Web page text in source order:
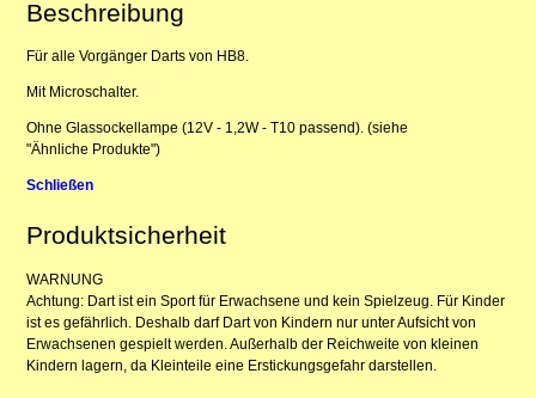
Beschreibung
Für alle Vorgänger Darts von HB8.
Mit Microschalter.
Ohne Glassockellampe (12V - 1,2W - T10 passend). (siehe
"Ähnliche Produkte")
Schließen
Produktsicherheit
WARNUNG
Achtung: Dart ist ein Sport für Erwachsene und kein Spielzeug. Für Kinder
ist es gefährlich. Deshalb darf Dart von Kindern nur unter Aufsicht von
Erwachsenen gespielt werden. Außerhalb der Reichweite von kleinen
Kindern lagern, da Kleinteile eine Erstickungsgefahr darstellen.